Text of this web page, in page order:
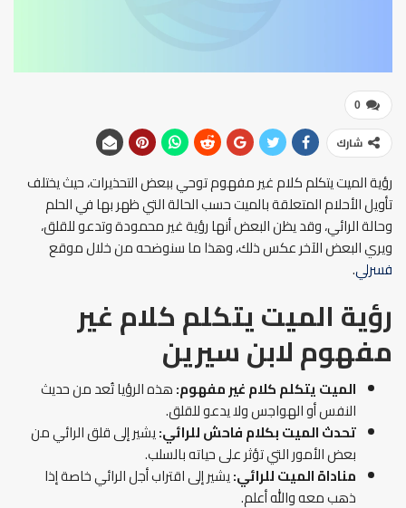
0
شارك
رؤية الميت يتكلم كلام غير مفهوم توحي ببعض التحذيرات، حيث يختلف
تأويل الأحلام المتعلقة بالميت حسب الحالة التي ظهر بها في الحلم
وحالة الرائي، وقد يظن البعض أنها رؤية غير محمودة وتدعو للقلق،
ويري البعض الآخر عكس ذلك، وهذا ما سنوضحه من خلال موقع
فسرلي.
رؤية الميت يتكلم كلام غير
مفهوملابن سيرين
الميت يتكلم كلام غير مفهوم:هذه الرؤيا تُعد من حديث
النفس أو الهواجس ولا يدعو للقلق.
تحدث الميت بكلام فاحش للرائي:يشير إلى قلق الرائي من
بعض الأمور التي تؤثر على حياته بالسلب.
مناداة الميت للرائي:يشير إلى اقتراب أجل الرائي خاصة إذا
ذهب معه والله أعلم.